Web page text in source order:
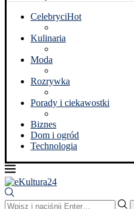
CelebryciHot
Kulinaria
Moda
Rozrywka
Porady i ciekawostki
Biznes
Dom i ogród
Technologia